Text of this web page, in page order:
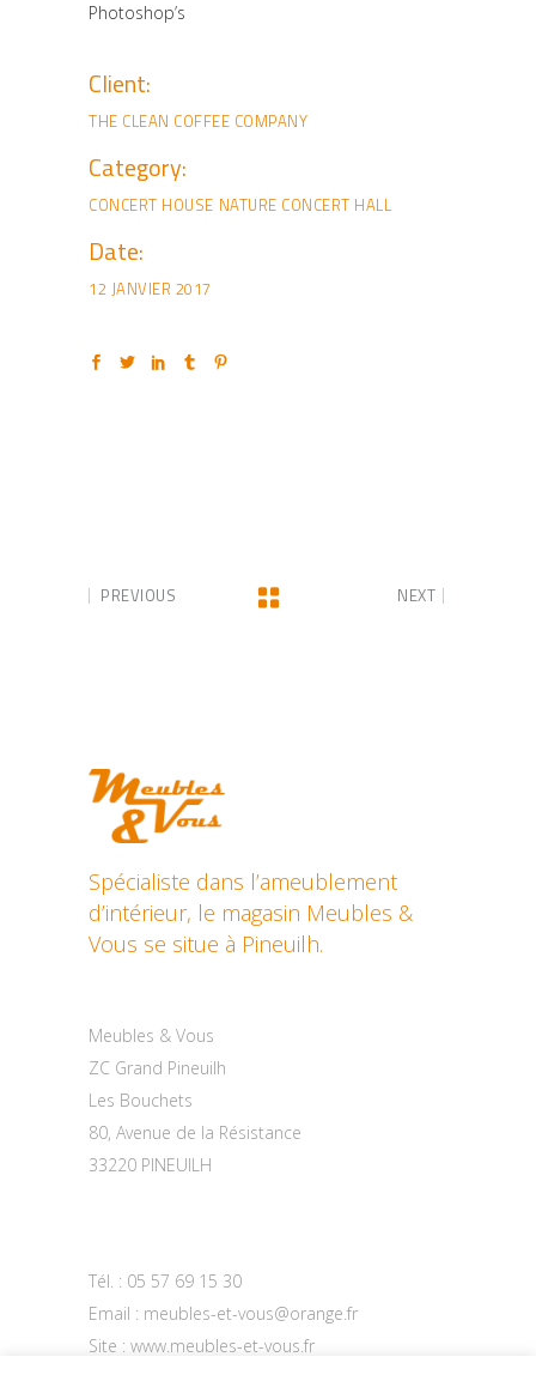
Photoshop’s
Client:
THE CLEAN COFFEE COMPANY
Category:
CONCERT HOUSE NATURE CONCERT HALL
Date:
12 JANVIER 2017
PREVIOUS NEXT
Spécialiste dans l’ameublement
d’intérieur, le magasin Meubles &
Vous se situe à Pineuilh.
Meubles & Vous
ZC Grand Pineuilh
Les Bouchets
80, Avenue de la Résistance
33220 PINEUILH
Tél. : 05 57 69 15 30
Email : meubles-et-vous@orange.fr
Site : www.meubles-et-vous.fr